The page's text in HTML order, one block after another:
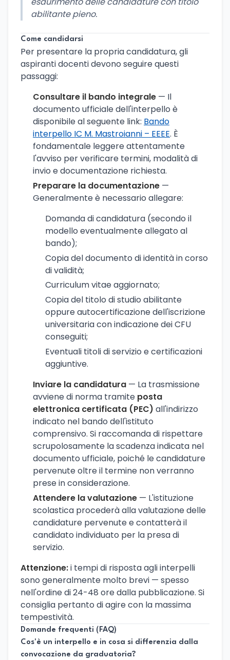
abilitante pieno.
Come candidarsi
Per presentare la propria candidatura, gli
aspiranti docenti devono seguire questi
passaggi:
Consultare il bando integrale — Il
documento ufficiale dell'interpello è
disponibile al seguente link: Bando
interpello IC M. Mastroianni – EEEE. È
fondamentale leggere attentamente
l'avviso per verificare termini, modalità di
invio e documentazione richiesta.
Preparare la documentazione —
Generalmente è necessario allegare:
Domanda di candidatura (secondo il
modello eventualmente allegato al
bando);
Copia del documento di identità in corso
di validità;
Curriculum vitae aggiornato;
Copia del titolo di studio abilitante
oppure autocertificazione dell'iscrizione
universitaria con indicazione dei CFU
conseguiti;
Eventuali titoli di servizio e certificazioni
aggiuntive.
Inviare la candidatura — La trasmissione
avviene di norma tramite posta
elettronica certificata (PEC) all'indirizzo
indicato nel bando dell'istituto
comprensivo. Si raccomanda di rispettare
scrupolosamente la scadenza indicata nel
documento ufficiale, poiché le candidature
pervenute oltre il termine non verranno
prese in considerazione.
Attendere la valutazione — L'istituzione
scolastica procederà alla valutazione delle
candidature pervenute e contatterà il
candidato individuato per la presa di
servizio.
Attenzione:i tempi di risposta agli interpelli
sono generalmente molto brevi — spesso
nell'ordine di 24-48 ore dalla pubblicazione. Si
consiglia pertanto di agire con la massima
tempestività.
Domande frequenti (FAQ)
Cos'è un interpello e in cosa si differenzia dalla
convocazione da graduatoria?